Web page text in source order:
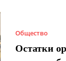
Общество
Остатки